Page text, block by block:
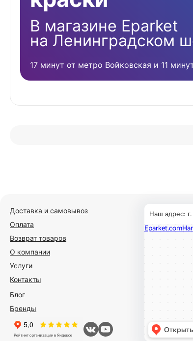
В магазине Eparket
на Ленинградском
17 минут от метро Войковская и 11
Доставка и самовывоз
Оплата
Возврат товаров
О компании
Услуги
Контакты
Блог
Бренды
Наш адрес: